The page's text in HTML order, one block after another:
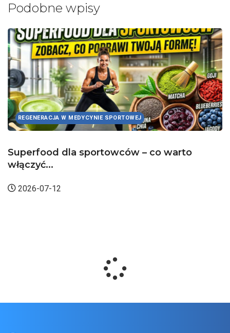
Podobne wpisy
UKŁAD MIĘŚNIOWY
Mięśnie strzałkowe długi i krótki –
anatomia...
2026-05-25